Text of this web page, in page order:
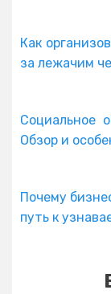
Как
за лежачим
Социальное
Обзор и
Почему
путь к